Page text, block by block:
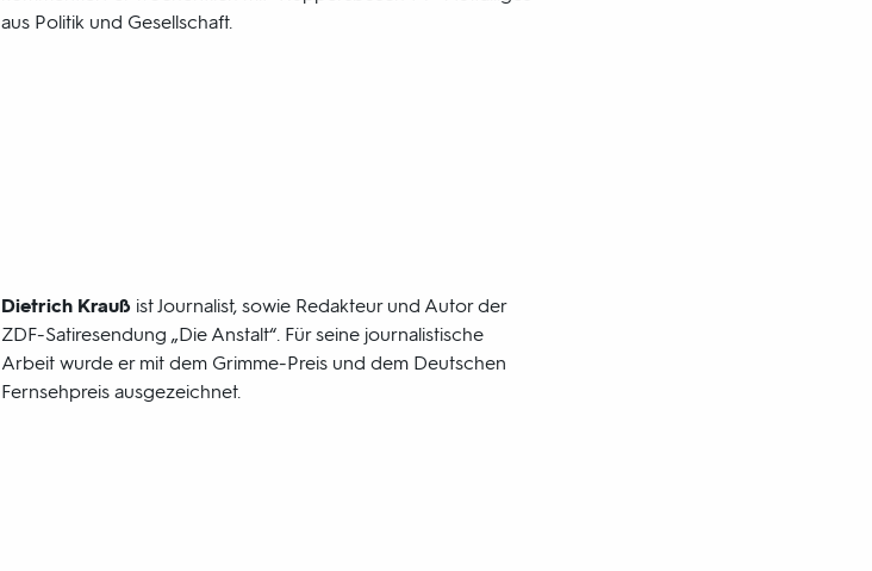
aus Politik und Gesellschaft.
Dietrich Kraußist Journalist, sowie Redakteur und Autor der
ZDF-Satiresendung „Die Anstalt“. Für seine journalistische
Arbeit wurde er mit dem Grimme-Preis und dem Deutschen
Fernsehpreis ausgezeichnet.